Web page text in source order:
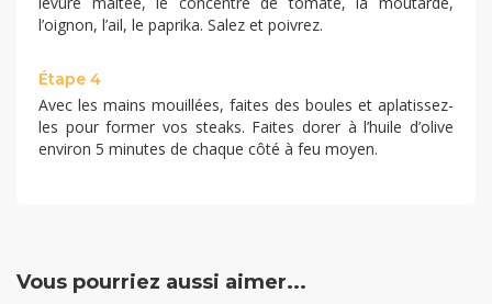
l’oignon, l’ail, le paprika. Salez et poivrez.
Étape 4
Avec les mains mouillées, faites des boules et aplatissez-
les pour former vos steaks. Faites dorer à l’huile d’olive
environ 5 minutes de chaque côté à feu moyen.
Vous pourriez aussi aimer...